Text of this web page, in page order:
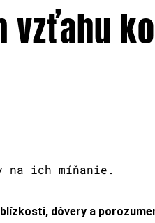
vzťahu
na ich míňanie.
dôvery a